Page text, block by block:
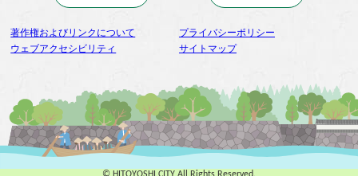
著作権およびリンクについて
プライバシーポリシー
ウェブアクセシビリティ
サイトマップ